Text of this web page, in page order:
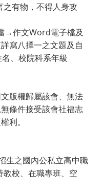
之有物，不得人身攻
→作文Word電子檔及
寫八擇一之文題及自
、校院科系年級
版權歸屬該會、無法
條件接受該會社福志
利。
生之國內公私立高中職
校、在職專班、空